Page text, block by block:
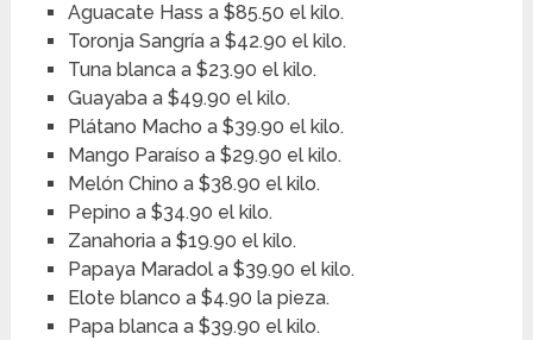
Aguacate Hass a $85.50 el kilo.
Toronja Sangría a $42.90 el kilo.
Tuna blanca a $23.90 el kilo.
Guayaba a $49.90 el kilo.
Plátano Macho a $39.90 el kilo.
Mango Paraíso a $29.90 el kilo.
Melón Chino a $38.90 el kilo.
Pepino a $34.90 el kilo.
Zanahoria a $19.90 el kilo.
Papaya Maradol a $39.90 el kilo.
Elote blanco a $4.90 la pieza.
Papa blanca a $39.90 el kilo.